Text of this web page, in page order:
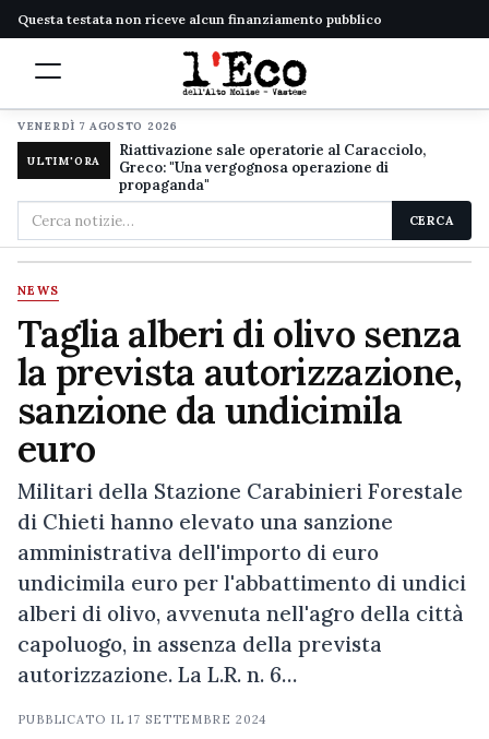
Questa testata non riceve alcun finanziamento pubblico
VENERDÌ 7 AGOSTO 2026
ULTIM'ORA
Riattivazione sale operatorie al Caracciolo,
Greco: "Una vergognosa operazione di
propaganda"
Cerca
nel
sito
CERCA
NEWS
Taglia alberi di olivo senza
la prevista autorizzazione,
sanzione da undicimila
euro
Militari della Stazione Carabinieri Forestale
di Chieti hanno elevato una sanzione
amministrativa dell'importo di euro
undicimila euro per l'abbattimento di undici
alberi di olivo, avvenuta nell'agro della città
capoluogo, in assenza della prevista
autorizzazione. La L.R. n. 6…
PUBBLICATO IL17 SETTEMBRE 2024